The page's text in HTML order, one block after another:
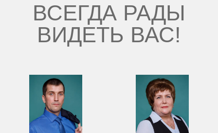
ВСЕГДА РАДЫ
ВИДЕТЬ ВАС!